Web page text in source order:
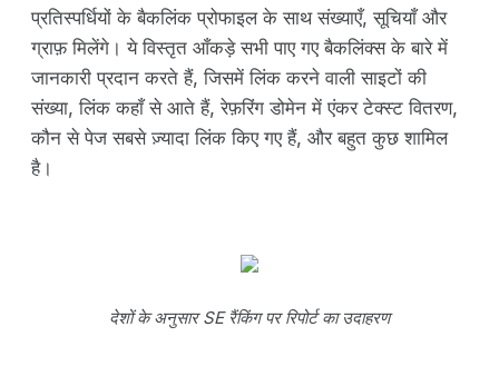
प्रतिस्पर्धियों के बैकलिंक प्रोफाइल के साथ संख्याएँ, सूचियाँ और
ग्राफ़ मिलेंगे। ये विस्तृत आँकड़े सभी पाए गए बैकलिंक्स के बारे में
जानकारी प्रदान करते हैं, जिसमें लिंक करने वाली साइटों की
संख्या, लिंक कहाँ से आते हैं, रेफ़रिंग डोमेन में एंकर टेक्स्ट वितरण,
कौन से पेज सबसे ज़्यादा लिंक किए गए हैं, और बहुत कुछ शामिल
है।
देशों के अनुसार SE रैंकिंग पर रिपोर्ट का उदाहरण